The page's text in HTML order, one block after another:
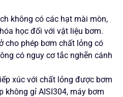
không có các hạt mài mòn,
học đối với vật liệu bơm.
cho phép bơm chất lỏng có
có nguy cơ tắc nghẽn cánh
xúc với chất lỏng được bơm
không gỉ AISI304, máy bơm